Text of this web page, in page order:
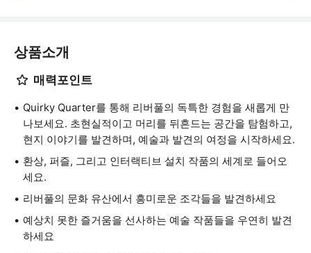
상품소개
매력포인트
Quirky Quarter를 통해 리버풀의 독특한 경험을 새롭게 만
나보세요. 초현실적이고 머리를 뒤흔드는 공간을 탐험하고,
현지 이야기를 발견하며, 예술과 발견의 여정을 시작하세요.
환상, 퍼즐, 그리고 인터랙티브 설치 작품의 세계로 들어오
세요.
리버풀의 문화 유산에서 흥미로운 조각들을 발견하세요
예상치 못한 즐거움을 선사하는 예술 작품들을 우연히 발견
하세요